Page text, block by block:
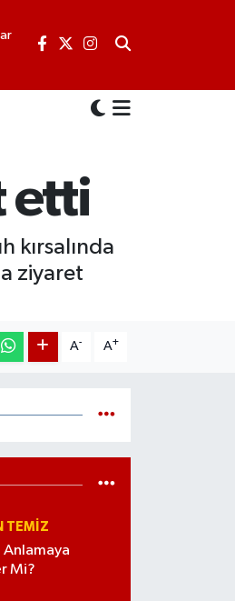
etti
kırsalında
ziyaret
A- A+
TEMIZ
Anlamaya
Mi?